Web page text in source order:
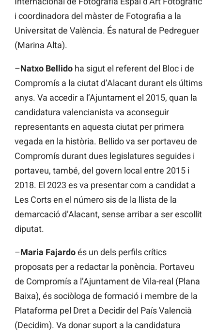
i coordinadora del màster de Fotografia a la
Universitat de València. És natural de Pedreguer
(Marina Alta).
–Natxo Bellido ha sigut el referent del Bloc i de
Compromís a la ciutat d’Alacant durant els últims
anys. Va accedir a l’Ajuntament el 2015, quan la
candidatura valencianista va aconseguir
representants en aquesta ciutat per primera
vegada en la història. Bellido va ser portaveu de
Compromís durant dues legislatures seguides i
portaveu, també, del govern local entre 2015 i
2018. El 2023 es va presentar com a candidat a
Les Corts en el número sis de la llista de la
demarcació d’Alacant, sense arribar a ser escollit
diputat.
–Maria Fajardoés un dels perfils crítics
proposats per a redactar la ponència. Portaveu
de Compromís a l’Ajuntament de Vila-real (Plana
Baixa), és sociòloga de formació i membre de la
Plataforma pel Dret a Decidir del País Valencià
(Decidim). Va donar suport a la candidatura